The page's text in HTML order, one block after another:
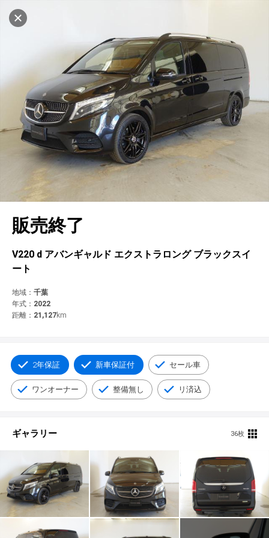
販売店検索
エリア別最新ニュース
品質と保証
ローン・リース
自動車保険
カタログ情報
ログイン
マイアカウント
マイリスト
保存した検索条件
問合せ履歴
アカウントの確認・編集
アフターサービス
アフターサービス
車検／定期点検
コーティング
タイヤ交換
ボディ修理
企業情報
企業概要
業績決算情報
プレスリリース
ヤナセの歴史
女性活躍・次世代育成
ヤナセ認定中古車
BMW認定中古車
フォルクスワーゲン認定中古車
ポルシェ認定中古車
新車情報
プライバシーポリシー ソーシャルメディアポリシー
利用規約
金融商品の勧誘方針
販売終了
V220 d アバンギャルド エクストラロング ブラックスイ
ート
地域： 千葉
年式： 2022
距離： 21,127km
2年保証 新車保証付 セール車
ワンオーナー 整備無し リ済込
ギャラリー 36枚
電話で問い合わせ（無料）
キャンセル
松戸
サーティファイドカーセンター
販売店情報
地図を見る
在庫一覧
キャンセル